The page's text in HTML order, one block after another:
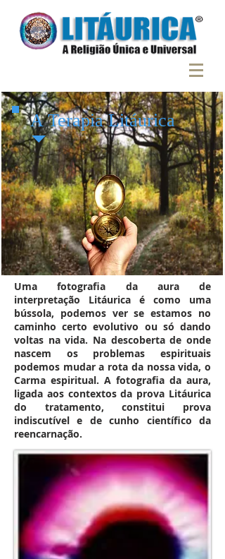
A Terapia Litáurica
Uma fotografia da aura de
interpretação Litáurica é como uma
bússola, podemos ver se estamos no
caminho certo evolutivo ou só dando
voltas na vida. Na descoberta de onde
nascem os problemas espirituais
podemos mudar a rota da nossa vida, o
Carma espiritual. A fotografia da aura,
ligada aos contextos da prova Litáurica
do tratamento, constitui prova
indiscutível e de cunho científico da
reencarnação.